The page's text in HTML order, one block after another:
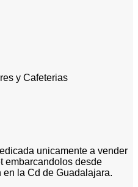
y Cafeterias
unicamente a vender
embarcandolos desde
la Cd de Guadalajara.